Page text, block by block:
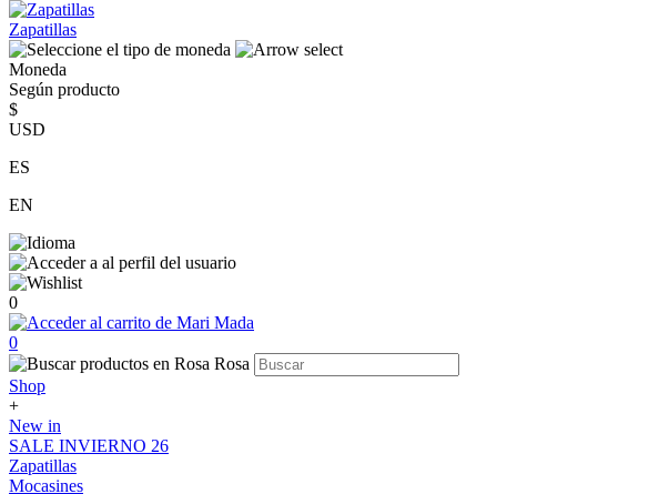
Zapatillas
Moneda
Según producto
$
USD
ES
EN
0
0
Shop
+
New in
SALE INVIERNO 26
Zapatillas
Mocasines